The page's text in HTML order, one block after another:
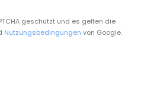
geschützt und es gelten die
Nutzungsbedingungen von Google.